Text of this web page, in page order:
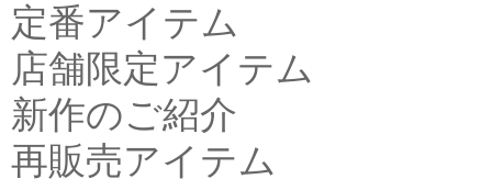
定番アイテム
店舗限定アイテム
新作のご紹介
再販売アイテム